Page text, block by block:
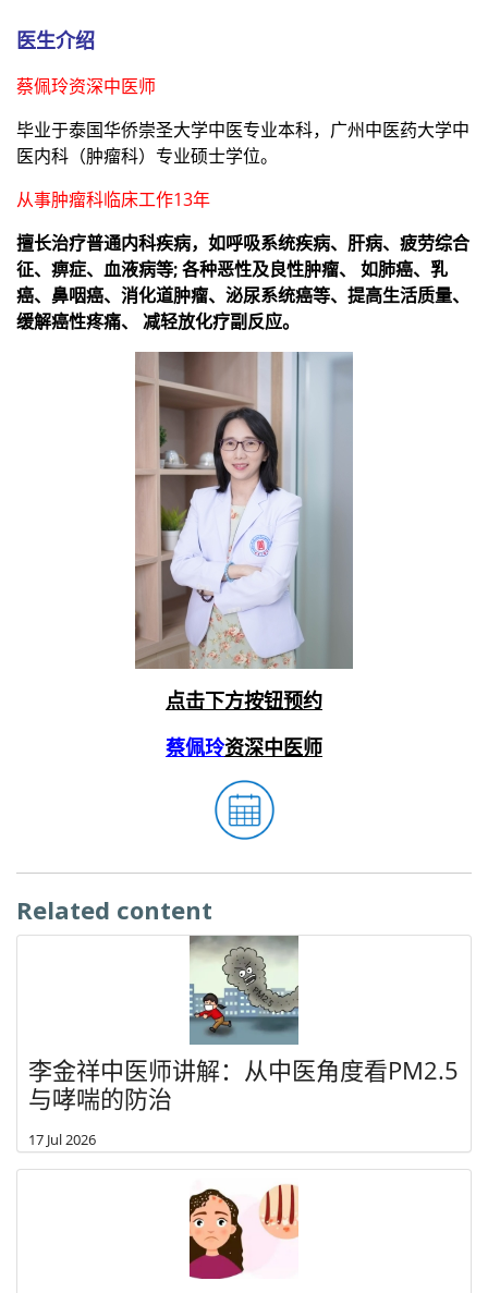
医生介绍
蔡佩玲资深中医师
毕业于泰国华侨崇圣大学中医专业本科，广州中医药大学中
医内科（肿瘤科）专业硕士学位。
从事肿瘤科临床工作13年
擅长治疗普通内科疾病，如呼吸系统疾病、肝病、疲劳综合
征、痹症、血液病等; 各种恶性及良性肿瘤、 如肺癌、乳
癌、鼻咽癌、消化道肿瘤、泌尿系统癌等、提高生活质量、
缓解癌性疼痛、 减轻放化疗副反应。
点击下方按钮预约
蔡佩玲资深中医师
Related content
李金祥中医师讲解：从中医角度看PM2.5
与哮喘的防治
17 Jul 2026